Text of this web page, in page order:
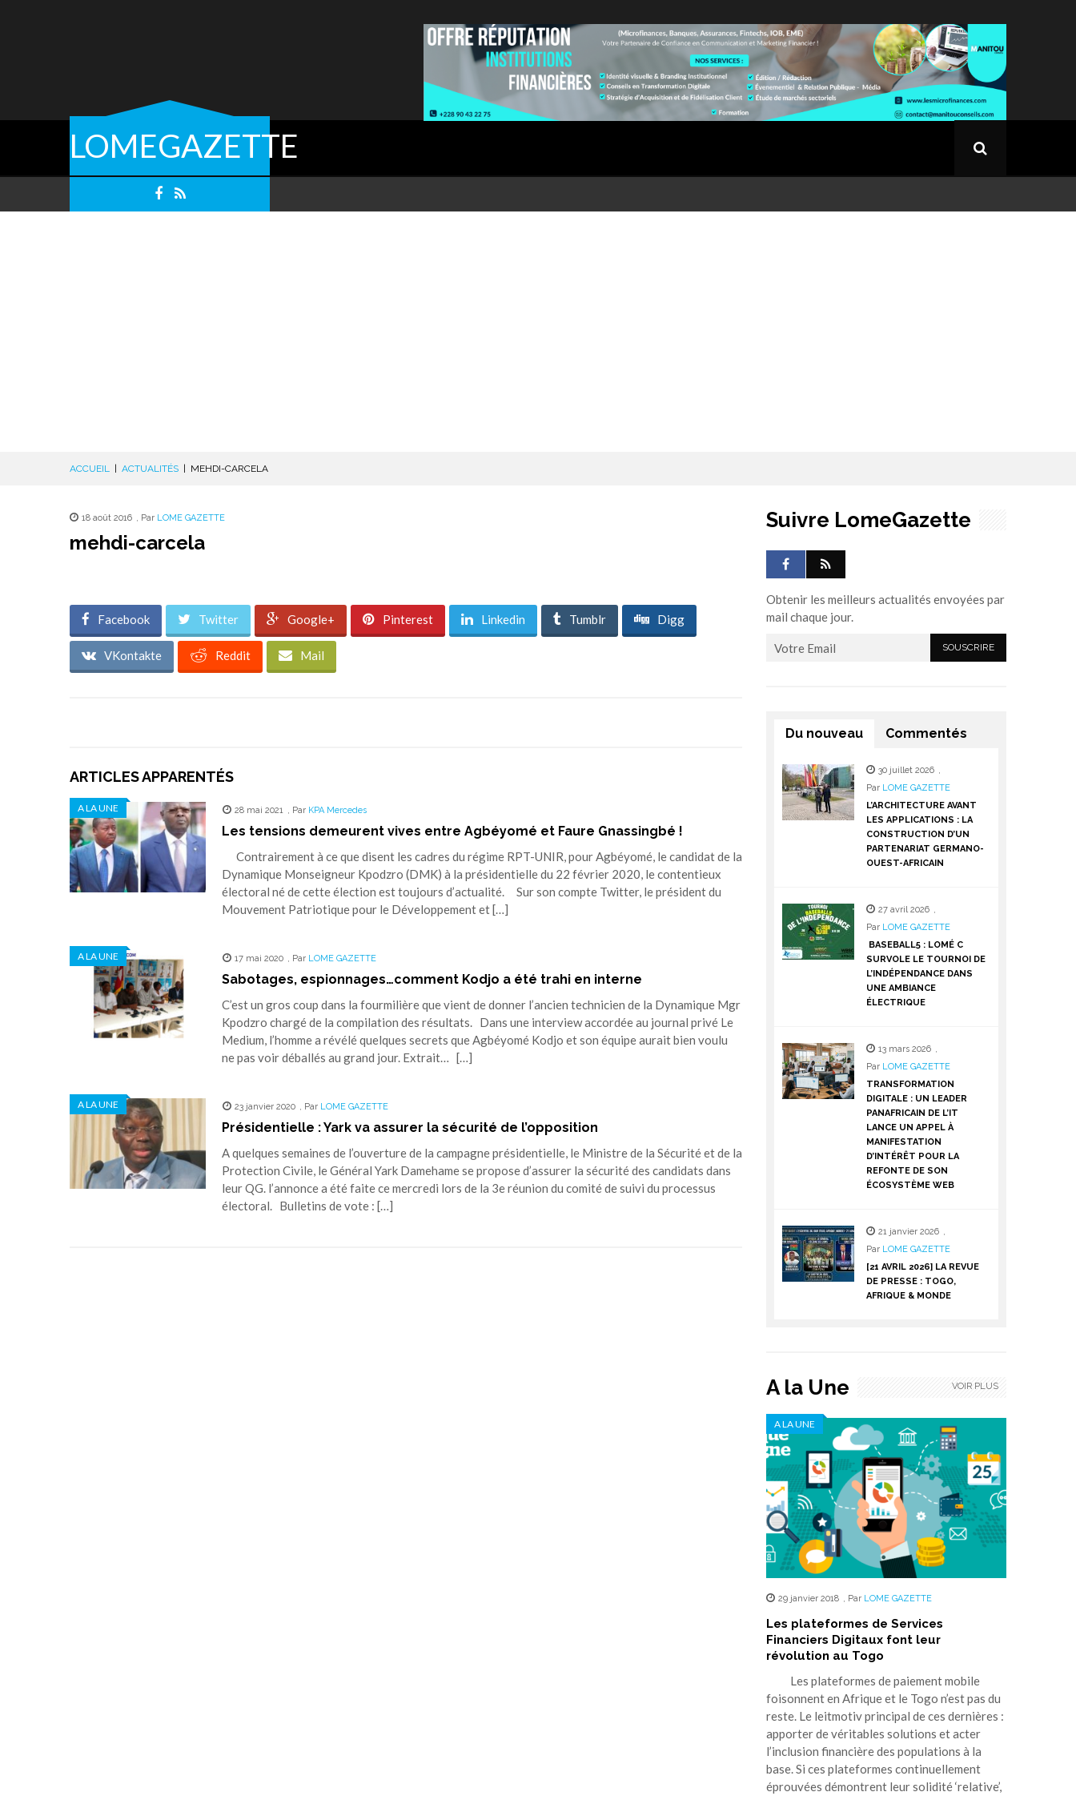
LOMEGAZETTE
ACCUEIL ACTUALITÉS MEHDI-CARCELA
18 août 2016 , Par LOME GAZETTE
mehdi-carcela
Facebook Twitter Google+ Pinterest Linkedin Tumblr Digg
VKontakte Reddit Mail
ARTICLES APPARENTÉS
A LA UNE 28 mai 2021 , Par KPA Mercedes
Les tensions demeurent vives entre Agbéyomé et Faure Gnassingbé !
Contrairement à ce que disent les cadres du régime RPT-UNIR, pour Agbéyomé, le candidat de la
Dynamique Monseigneur Kpodzro (DMK) à la présidentielle du 22 février 2020, le contentieux
électoral né de cette élection est toujours d’actualité. Sur son compte Twitter, le président du
Mouvement Patriotique pour le Développement et […]
A LA UNE 17 mai 2020 , Par LOME GAZETTE
Sabotages, espionnages…comment Kodjo a été trahi en interne
C’est un gros coup dans la fourmilière que vient de donner l’ancien technicien de la Dynamique Mgr
Kpodzro chargé de la compilation des résultats. Dans une interview accordée au journal privé Le
Medium, l’homme a révélé quelques secrets que Agbéyomé Kodjo et son équipe aurait bien voulu
ne pas voir déballés au grand jour. Extrait… […]
A LA UNE 23 janvier 2020 , Par LOME GAZETTE
Présidentielle : Yark va assurer la sécurité de l’opposition
A quelques semaines de l’ouverture de la campagne présidentielle, le Ministre de la Sécurité et de la
Protection Civile, le Général Yark Damehame se propose d’assurer la sécurité des candidats dans
leur QG. l’annonce a été faite ce mercredi lors de la 3e réunion du comité de suivi du processus
électoral. Bulletins de vote : […]
Suivre LomeGazette
Obtenir les meilleurs actualités envoyées par
mail chaque jour.
Du nouveau Commentés
30 juillet 2026 ,
Par LOME GAZETTE
L’ARCHITECTURE AVANT
LES APPLICATIONS : LA
CONSTRUCTION D’UN
PARTENARIAT GERMANO-
OUEST-AFRICAIN
27 avril 2026 ,
Par LOME GAZETTE
BASEBALL5 : LOMÉ C
SURVOLE LE TOURNOI DE
L’INDÉPENDANCE DANS
UNE AMBIANCE
ÉLECTRIQUE
13 mars 2026 ,
Par LOME GAZETTE
TRANSFORMATION
DIGITALE : UN LEADER
PANAFRICAIN DE L’IT
LANCE UN APPEL À
MANIFESTATION
D’INTÉRÊT POUR LA
REFONTE DE SON
ÉCOSYSTÈME WEB
21 janvier 2026 ,
Par LOME GAZETTE
[21 AVRIL 2026] LA REVUE
DE PRESSE : TOGO,
AFRIQUE & MONDE
A la Une
A LA UNE
29 janvier 2018 , Par LOME GAZETTE
Les plateformes de Services
Financiers Digitaux font leur
révolution au Togo
Les plateformes de paiement mobile
foisonnent en Afrique et le Togo n’est pas du
reste. Le leitmotiv principal de ces dernières :
apporter de véritables solutions et acter
l’inclusion financière des populations à la
base. Si ces plateformes continuellement
éprouvées démontrent leur solidité ‘relative’,
VOIR PLUS